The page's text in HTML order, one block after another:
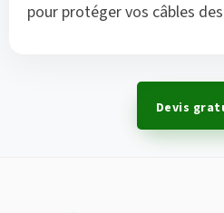
pour protéger vos câbles
Devis